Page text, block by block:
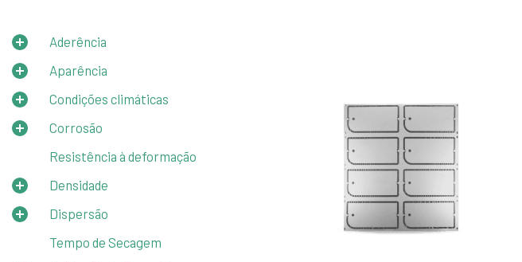
Aderência
Aparência
Condições climáticas
Corrosão
Resistência à deformação
Densidade
Dispersão
Tempo de Secagem